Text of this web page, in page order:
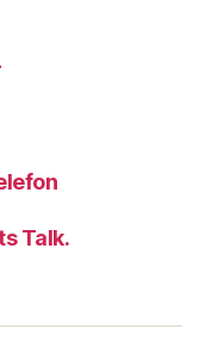
Talk.